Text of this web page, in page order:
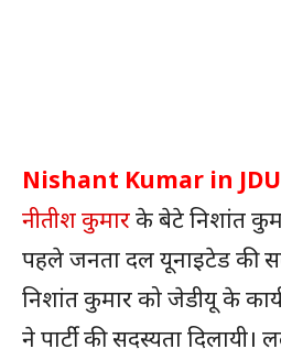
Nishant Kumar in
नीतीश कुमारके बेटे निशांत
पहले जनता दल यूनाइटेड की
निशांत कुमार को जेडीयू के
ने पार्टी की सदस्यता